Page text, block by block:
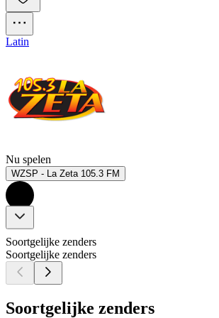
Latin
Nu spelen
WZSP - La Zeta 105.3 FM
Soortgelijke zenders
Soortgelijke zenders
Soortgelijke zenders